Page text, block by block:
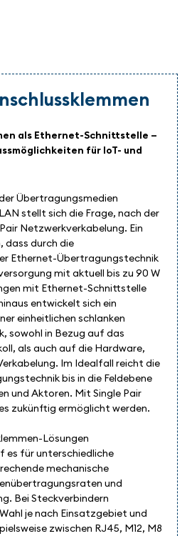
als Ethernet-Schnittstelle –
für IoT- und
Übertragungsmedien
stellt sich die Frage, nach der
Netzwerkverkabelung. Ein
dass durch die
Ethernet-Übertragungstechnik
mit aktuell bis zu 90 W
mit Ethernet-Schnittstelle
entwickelt sich ein
einheitlichen schlanken
sowohl in Bezug auf das
als auch auf die Hardware,
Im Idealfall reicht die
bis in die Feldebene
und Aktoren. Mit Single Pair
zukünftig ermöglicht werden.
Lösungen
es für unterschiedliche
mechanische
und
Bei Steckverbindern
je nach Einsatzgebiet und
zwischen RJ45, M12, M8